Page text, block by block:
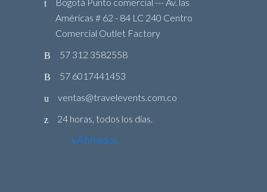
Américas # 62 - 84 LC 240 Centro
Comercial Outlet Factory
57 312 3582558
57 6017441453
ventas@travelevents.com.co
24 horas, todos los días.
Afiliados